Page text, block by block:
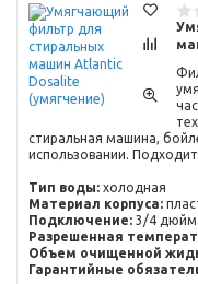
стиральная машина,
использовании.
Тип воды: холодная
Материал корпуса:
Подключение: 3/4
Разрешенная
Объем очищенной
Гарантийные